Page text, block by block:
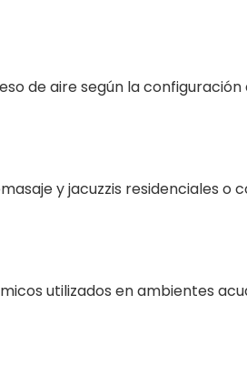
de aire según la configuración
y jacuzzis residenciales o
utilizados en ambientes